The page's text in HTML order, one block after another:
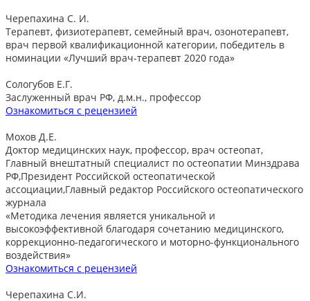
Черепахина С. И.
Терапевт, физиотерапевт, семейный врач, озонотерапевт,
врач первой квалификационной категории, победитель в
номинации «Лучший врач-терапевт 2020 года»
Сологубов Е.Г.
Заслуженный врач РФ, д.м.н., профессор
Ознакомиться с рецензией
Мохов Д.Е.
Доктор медицинских наук, профессор, врач остеопат,
Главный внештатный специалист по остеопатии Минздрава
РФ,Президент Российской остеопатической
ассоциации,Главный редактор Российского остеопатического
журнала
«Методика лечения является уникальной и
высокоэффективной благодаря сочетанию медицинского,
коррекционно-педагогического и моторно-функционального
воздействия»
Ознакомиться с рецензией
Черепахина С.И.